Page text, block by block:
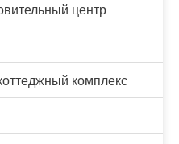
центр
комплекс